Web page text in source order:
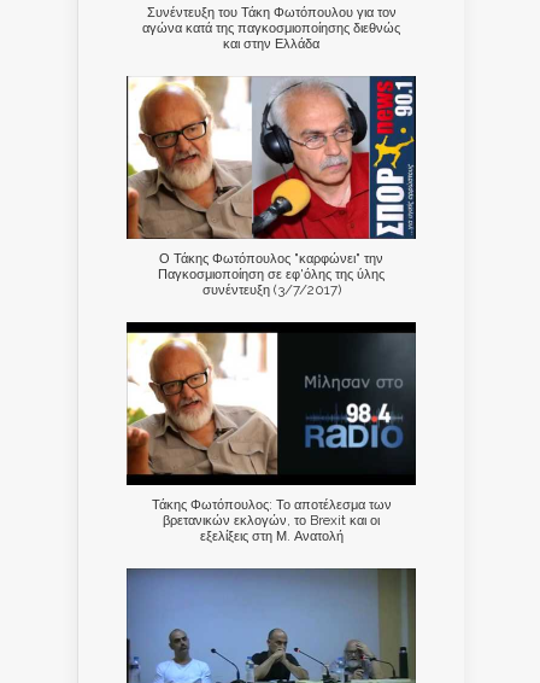
Συνέντευξη του Τάκη Φωτόπουλου για τον
αγώνα κατά της παγκοσμιοποίησης διεθνώς
και στην Ελλάδα
Ο Τάκης Φωτόπουλος "καρφώνει" την
Παγκοσμιοποίηση σε εφ'όλης της ύλης
συνέντευξη (3/7/2017)
Τάκης Φωτόπουλος: Το αποτέλεσμα των
βρετανικών εκλογών, το Brexit και οι
εξελίξεις στη Μ. Ανατολή